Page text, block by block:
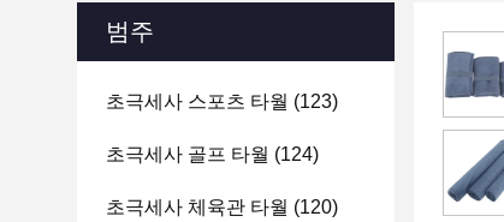
범주
초극세사 스포츠 타월 (123)
초극세사 골프 타월 (124)
초극세사 체육관 타월 (120)